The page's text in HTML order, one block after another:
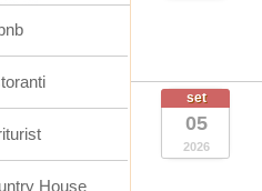
set
05
2026
House